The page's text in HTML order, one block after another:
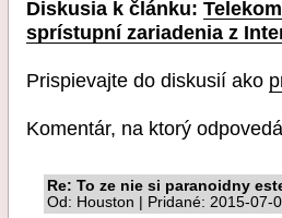
Diskusia k článku:
sprístupní zariadenia z
Prispievajte do diskusií ako
Komentár, na ktorý
Re: To ze nie si paranoidny
Od: Houston | Pridané: 2015-07-